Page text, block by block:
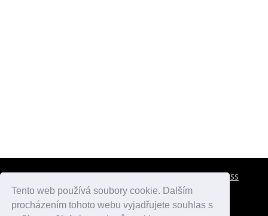
Tento web používá soubory cookie. Dalším
procházením tohoto webu vyjadřujete souhlas s
RSS
atlaspamatek.info